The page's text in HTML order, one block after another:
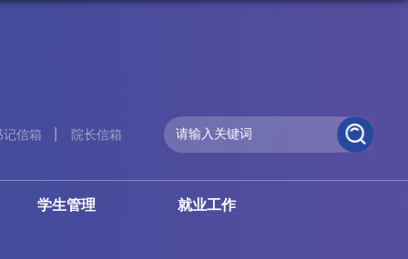
记信箱 院长信箱
学生管理 就业工作